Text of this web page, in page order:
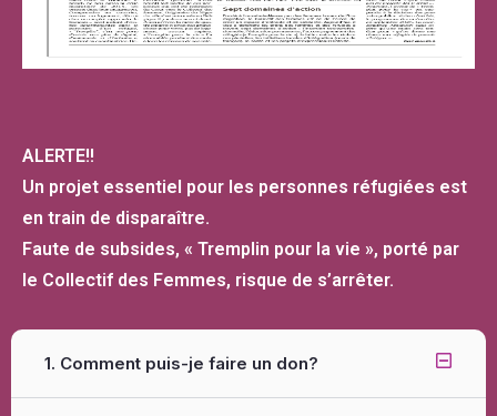
ALERTE!!
Un projet essentiel pour les personnes réfugiées est
en train de disparaître.
Faute de subsides, « Tremplin pour la vie », porté par
le Collectif des Femmes, risque de s’arrêter.
1. Comment puis-je faire un don?